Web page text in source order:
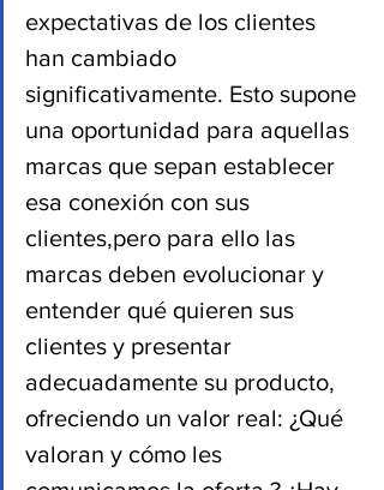
expectativas de los clientes
han cambiado
significativamente. Esto supone
una oportunidad para aquellas
marcas que sepan establecer
esa conexión con sus
clientes,pero para ello las
marcas deben evolucionar y
entender qué quieren sus
clientes y presentar
adecuadamente su producto,
ofreciendo un valor real: ¿Qué
valoran y cómo les